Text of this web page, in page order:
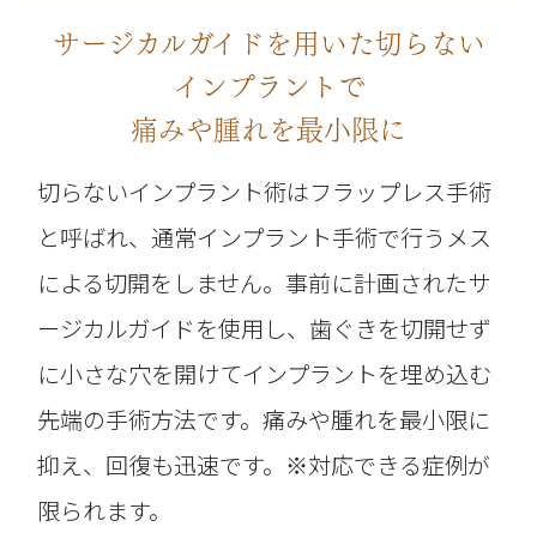
サージカルガイドを用いた切らない
インプラントで
痛みや腫れを最小限に
切らないインプラント術はフラップレス手術
と呼ばれ、通常インプラント手術で行うメス
による切開をしません。事前に計画されたサ
ージカルガイドを使用し、歯ぐきを切開せず
に小さな穴を開けてインプラントを埋め込む
先端の手術方法です。痛みや腫れを最小限に
抑え、回復も迅速です。※対応できる症例が
限られます。